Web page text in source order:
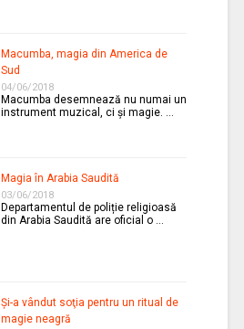
Macumba, magia din America de
Sud
04/06/2018
Macumba desemnează nu numai un
instrument muzical, ci și magie. …
Magia în Arabia Saudită
03/06/2018
Departamentul de poliție religioasă
din Arabia Saudită are oficial o …
Şi-a vândut soţia pentru un ritual de
magie neagră